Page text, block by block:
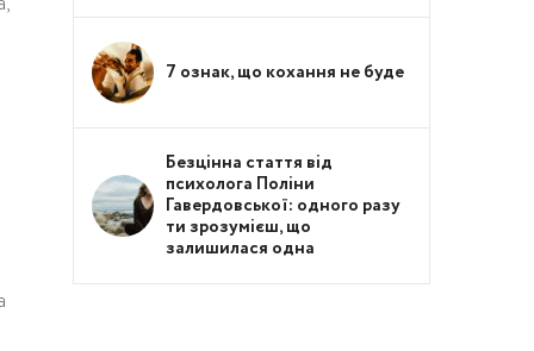
7 ознак, що кохання не буде
Безцінна стаття від
психолога Поліни
Гавердовської: одного разу
ти зрозумієш, що
залишилася одна